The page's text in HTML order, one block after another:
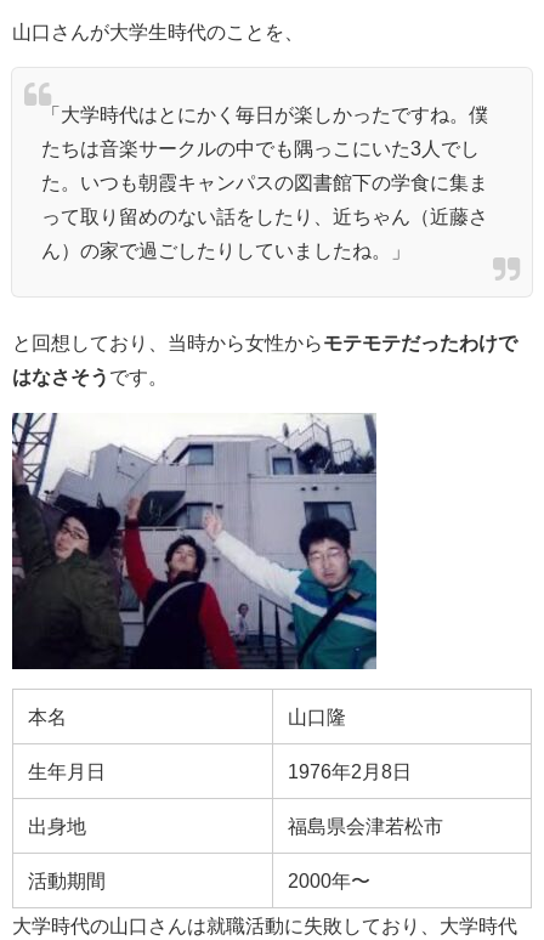
山口さんが大学生時代のことを、
「大学時代はとにかく毎日が楽しかったですね。僕
たちは音楽サークルの中でも隅っこにいた3人でし
た。いつも朝霞キャンパスの図書館下の学食に集ま
って取り留めのない話をしたり、近ちゃん（近藤さ
ん）の家で過ごしたりしていましたね。」
と回想しており、当時から女性からモテモテだったわけで
はなさそう です。
本名 山口隆
生年月日 1976年2月8日
出身地 福島県会津若松市
活動期間 2000年〜
大学時代の山口さんは就職活動に失敗しており、 大学時代